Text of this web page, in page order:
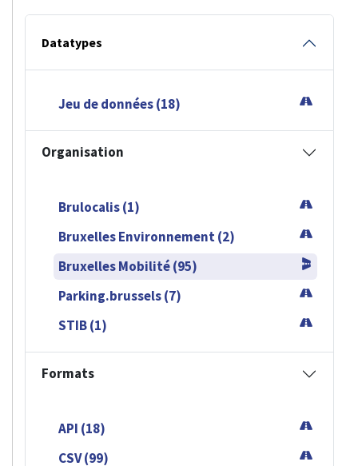
Datatypes
Jeu de données (18)
Organisation
Brulocalis (1)
Bruxelles Environnement (2)
Bruxelles Mobilité (95)
Parking.brussels (7)
STIB (1)
Formats
API (18)
CSV (99)